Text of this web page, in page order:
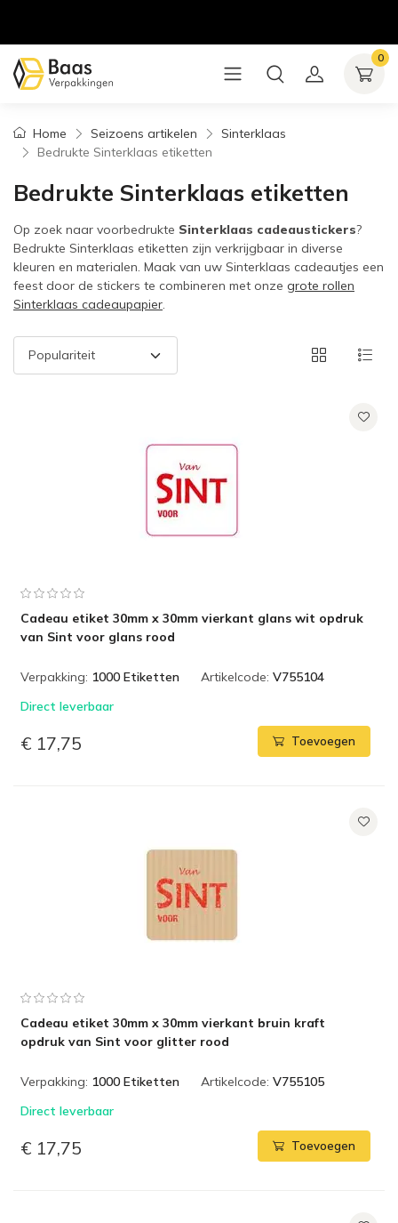
0
Home Seizoens artikelen
Sinterklaas
Bedrukte Sinterklaas etiketten
Bedrukte Sinterklaas etiketten
Op zoek naar voorbedrukte Sinterklaas cadeaustickers?
Bedrukte Sinterklaas etiketten zijn verkrijgbaar in diverse
kleuren en materialen. Maak van uw Sinterklaas cadeautjes een
feest door de stickers te combineren met onze grote rollen
Sinterklaas cadeaupapier.
Cadeau etiket 30mm x 30mm vierkant glans wit opdruk
van Sint voor glans rood
Verpakking: 1000 Etiketten Artikelcode: V755104
Direct leverbaar
€ 17,75 Toevoegen
Cadeau etiket 30mm x 30mm vierkant bruin kraft
opdruk van Sint voor glitter rood
Verpakking: 1000 Etiketten Artikelcode: V755105
Direct leverbaar
€ 17,75 Toevoegen